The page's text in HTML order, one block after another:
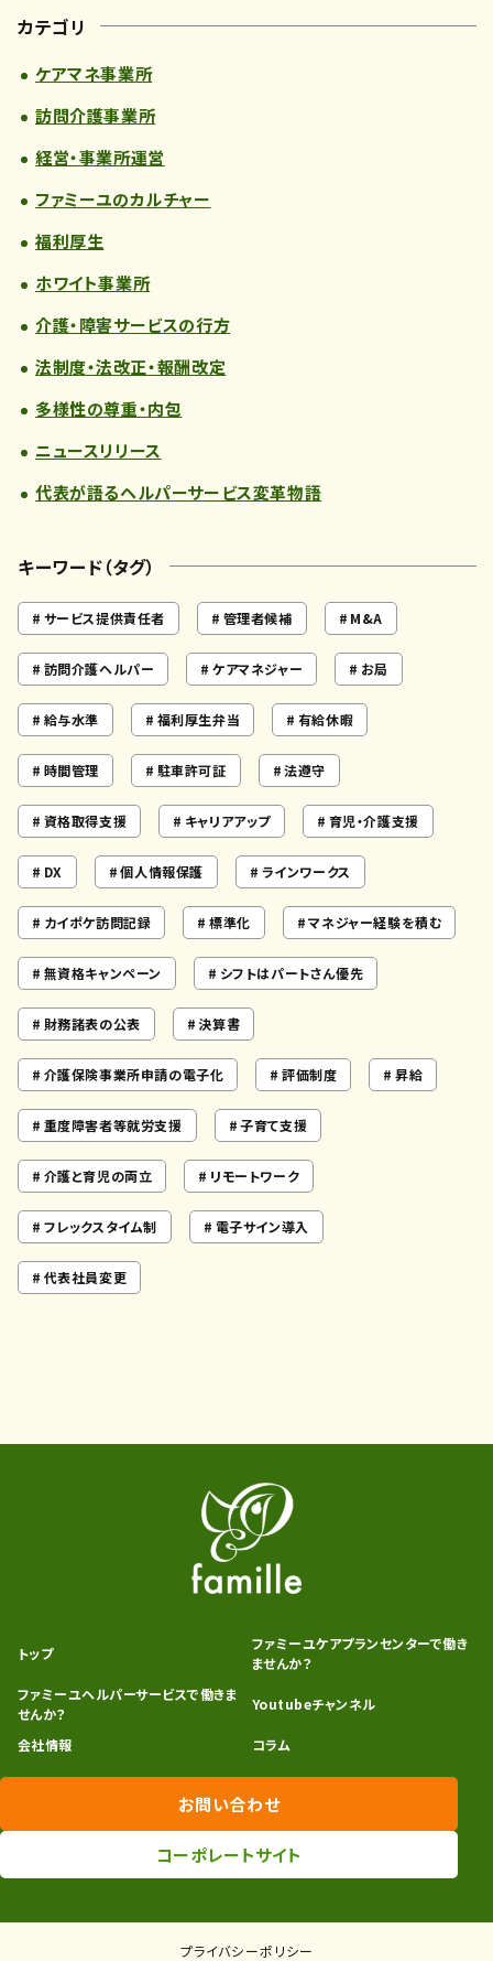
カテゴリ
ケアマネ事業所
訪問介護事業所
経営・事業所運営
ファミーユのカルチャー
福利厚生
ホワイト事業所
介護・障害サービスの行方
法制度・法改正・報酬改定
多様性の尊重・内包
ニュースリリース
代表が語るヘルパーサービス変革物語
キーワード（タグ）
サービス提供責任者 管理者候補 M&A
訪問介護ヘルパー ケアマネジャー お局
給与水準 福利厚生弁当 有給休暇
時間管理 駐車許可証 法遵守
資格取得支援 キャリアアップ 育児・介護支援
DX 個人情報保護 ラインワークス
カイポケ訪問記録 標準化 マネジャー経験を積む
無資格キャンペーン シフトはパートさん優先
財務諸表の公表 決算書
介護保険事業所申請の電子化 評価制度 昇給
重度障害者等就労支援 子育て支援
介護と育児の両立 リモートワーク
フレックスタイム制 電子サイン導入
代表社員変更
トップ
ファミーユケアプランセンターで働き
ませんか？
ファミーユヘルパーサービスで働きま
せんか？
Youtubeチャンネル
会社情報 コラム
お問い合わせ
コーポレートサイト
プライバシーポリシー